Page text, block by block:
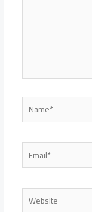
Name*
Email*
Website